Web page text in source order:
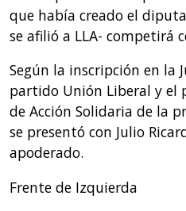
que había creado el
se afilió a LLA- competirá
Según la inscripción en la
partido Unión Liberal y el
de Acción Solidaria de la
se presentó con Julio
apoderado.
Frente de Izquierda